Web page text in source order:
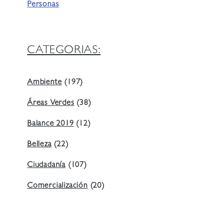
Personas
CATEGORIAS:
Ambiente (197)
Áreas Verdes (38)
Balance 2019 (12)
Belleza(22)
Ciudadanía (107)
Comercialización (20)